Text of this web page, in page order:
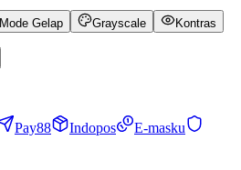
Mode Gelap Grayscale Kontras
Pay88 Indopos
E-masku